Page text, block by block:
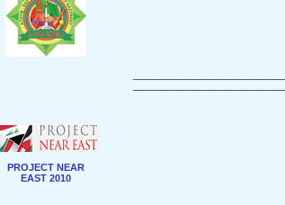
PROJECT NEAR
EAST 2010